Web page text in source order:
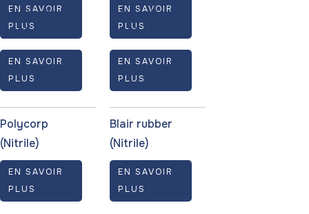
EN SAVOIR
PLUS
EN SAVOIR
PLUS
Blair rubber
(SBR)
EN SAVOIR
PLUS
Rubber Source
(SBR)
EN SAVOIR
PLUS
Polycorp
(Nitrile)
EN SAVOIR
PLUS
Blair rubber
(Nitrile)
EN SAVOIR
PLUS